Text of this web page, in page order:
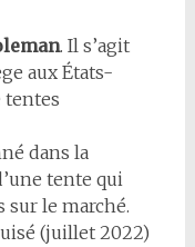
. Il s’agit
aux États-
tentes
dans la
tente qui
sur le marché.
(juillet 2022)